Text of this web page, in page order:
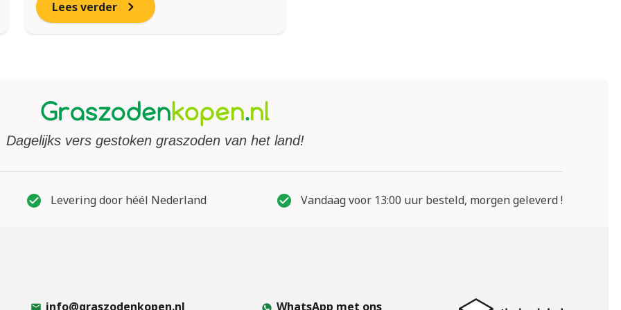
Lees verder
Dagelijks vers gestoken graszoden van het land!
Levering door héél Nederland Vandaag voor 13:00 uur besteld, morgen geleverd !
info@graszodenkopen.nl WhatsApp met ons